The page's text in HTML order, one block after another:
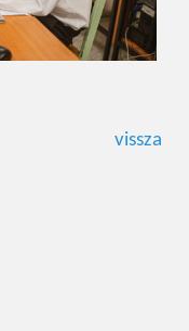
vissza